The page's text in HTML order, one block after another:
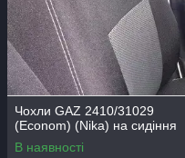
Чохли GAZ 2410/31029
(Econom) (Nika) на сидіння
В наявності